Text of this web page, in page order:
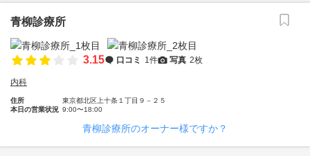
青柳診療所
3.15 口コミ 1件 写真 2枚
内科
住所
東京都北区上十条１丁目９－２５
本日の営業状況 9:00〜18:00
青柳診療所のオーナー様ですか？